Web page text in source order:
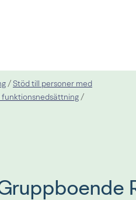
/ Stöd till personer med
funktionsnedsättning /